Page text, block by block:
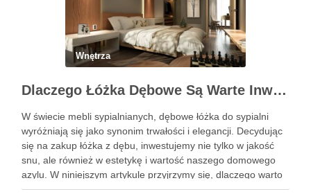
Wnętrza
Dlaczego Łóżka Dębowe Są Warte Inwestycji?
W świecie mebli sypialnianych, dębowe łóżka do sypialni
wyróżniają się jako synonim trwałości i elegancji. Decydując
się na zakup łóżka z dębu, inwestujemy nie tylko w jakość
snu, ale również w estetykę i wartość naszego domowego
azylu. W niniejszym artykule przyjrzymy się, dlaczego warto
wybrać łóżko wykonane z tego szlachetnego …